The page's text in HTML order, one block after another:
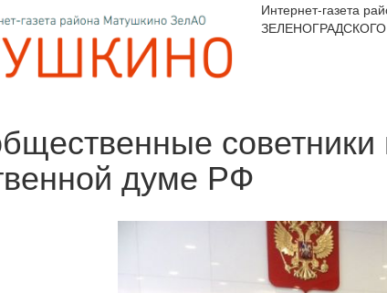
Интернет-газета
думе РФ